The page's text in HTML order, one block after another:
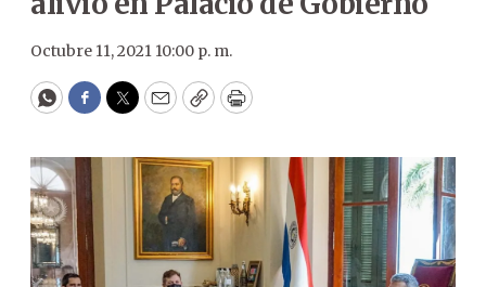
Octubre 11, 2021 10:00 p. m.
WhatsApp
Facebook
Twitter
EmailCopyPrint